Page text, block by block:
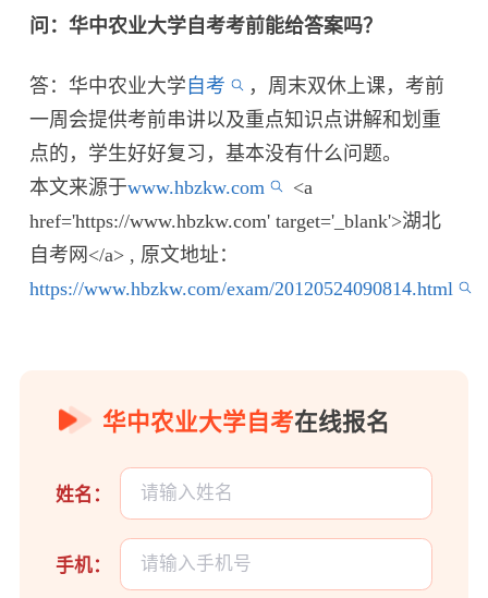
问：华中农业大学自考考前能给答案吗？
答：华中农业大学 自考
，周末双休上课，考前
一周会提供考前串讲以及重点知识点讲解和划重
点的，学生好好复习，基本没有什么问题。
本文来源于www.hbzkw.com
<a
href='https://www.hbzkw.com' target='_blank'>湖北
自考网</a> , 原文地址：
https://www.hbzkw.com/exam/20120524090814.html
华中农业大学自考在线报名
姓名：
手机：